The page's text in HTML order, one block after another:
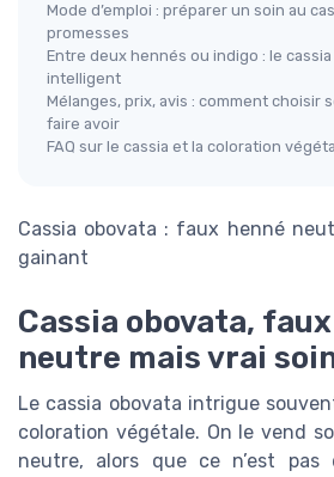
Mode d’emploi : préparer un soin au
promesses
Entre deux hennés ou indigo : le
intelligent
Mélanges, prix, avis : comment choisir
faire avoir
FAQ sur le cassia et la coloration
Cassia obovata : faux henné
gainant
Cassia obovata,
neutre mais vrai
Le cassia obovata intrigue
coloration végétale. On le vend
neutre, alors que ce n’est